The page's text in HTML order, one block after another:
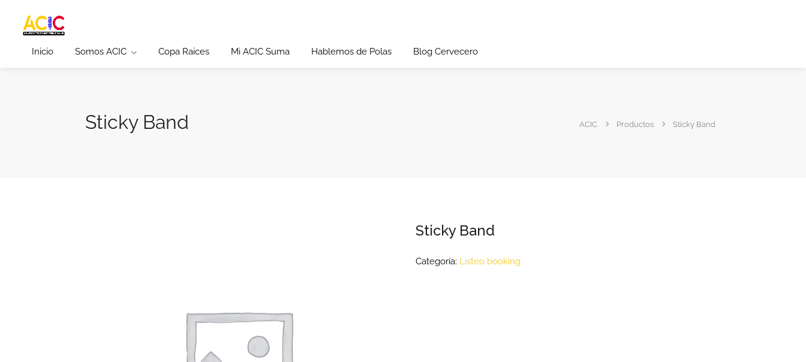
Inicio Somos ACIC Copa Raices Mi ACIC Suma Hablemos de Polas Blog Cervecero
Sticky Band ACIC Productos Sticky Band
Sticky Band
Categoría: Listeo booking